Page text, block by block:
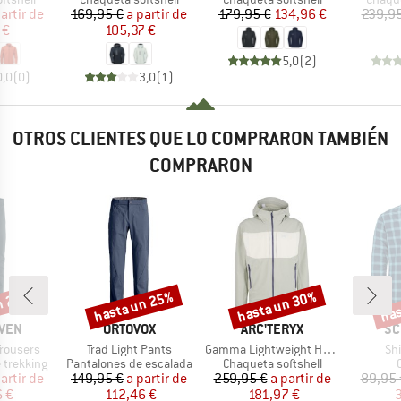
reducido
de
(0)
Precio
169,95 € Precio reducido
a partir de
105,37 €
3,0(1 )
Precio
179,95 €Precio reducido
134,96 €
5,0(2)
OTROS CLIENTES QUE LO COMPRARON TAMBIÉN
COMPRARON
trekking
reducido
de
€
MARCA
ORTOVOX
Artículo
Trad Light Pants
Product group
Pantalones de escalada
Precio
149,95 € Precio reducido
a partir de
112,46 €
Descuento
hasta un 25%
MARCA
ARC'TERYX
Artículo
Gamma Lightweight Hoody
Product group
Chaqueta softshell
Precio
259,95 € Precio reducido
a partir de
181,97 €
Descuento
hasta un 30%
89,95